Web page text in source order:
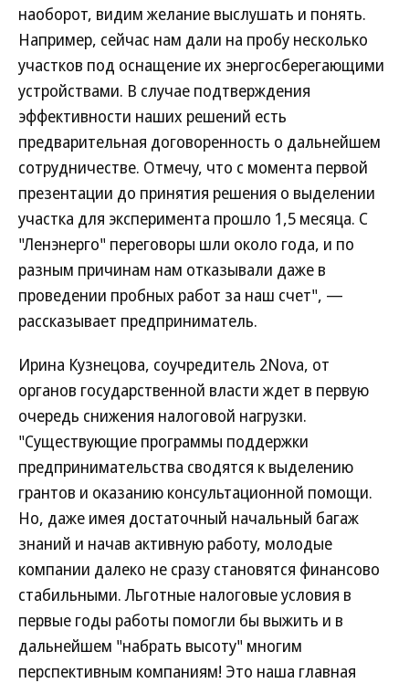
наоборот, видим желание выслушать и понять.
Например, сейчас нам дали на пробу несколько
участков под оснащение их энергосберегающими
устройствами. В случае подтверждения
эффективности наших решений есть
предварительная договоренность о дальнейшем
сотрудничестве. Отмечу, что с момента первой
презентации до принятия решения о выделении
участка для эксперимента прошло 1,5 месяца. С
"Ленэнерго" переговоры шли около года, и по
разным причинам нам отказывали даже в
проведении пробных работ за наш счет", —
рассказывает предприниматель.
Ирина Кузнецова, соучредитель 2Nova, от
органов государственной власти ждет в первую
очередь снижения налоговой нагрузки.
"Существующие программы поддержки
предпринимательства сводятся к выделению
грантов и оказанию консультационной помощи.
Но, даже имея достаточный начальный багаж
знаний и начав активную работу, молодые
компании далеко не сразу становятся финансово
стабильными. Льготные налоговые условия в
первые годы работы помогли бы выжить и в
дальнейшем "набрать высоту" многим
перспективным компаниям! Это наша главная